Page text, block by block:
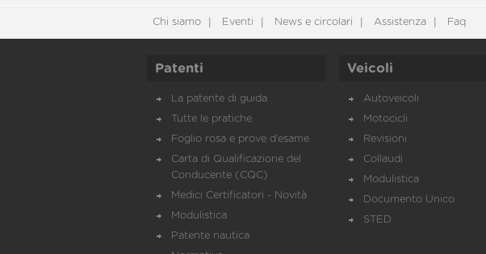
Chi siamo Eventi News e circolari Assistenza Faq
Patenti
La patente di guida
Tutte le pratiche
Foglio rosa e prove d’esame
Carta di Qualificazione del
Conducente (CQC)
Medici Certificatori - Novità
Modulistica
Patente nautica
Veicoli
Autoveicoli
Motocicli
Revisioni
Collaudi
Modulistica
Documento Unico
STED